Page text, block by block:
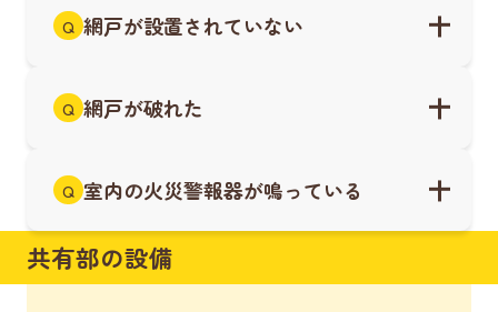
Q 網戸が設置されていない
Q 網戸が破れた
Q 室内の火災警報器が鳴っている
共有部の設備